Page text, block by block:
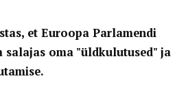
et Euroopa Parlamendi
oma "üldkulutused" ja